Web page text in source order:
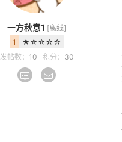
一方秋意1 [离线]
1
★☆☆☆☆
发帖数： 10 积分： 30